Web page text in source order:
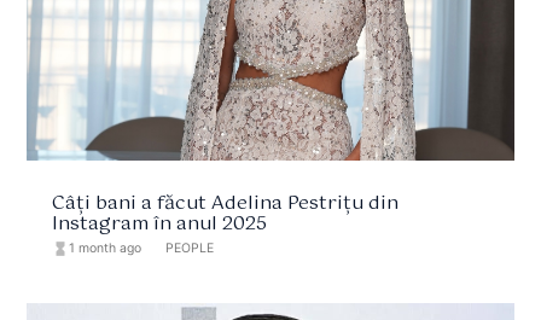
Câți bani a făcut Adelina Pestrițu din
Instagram în anul 2025
hourglass_full 1 month ago PEOPLE